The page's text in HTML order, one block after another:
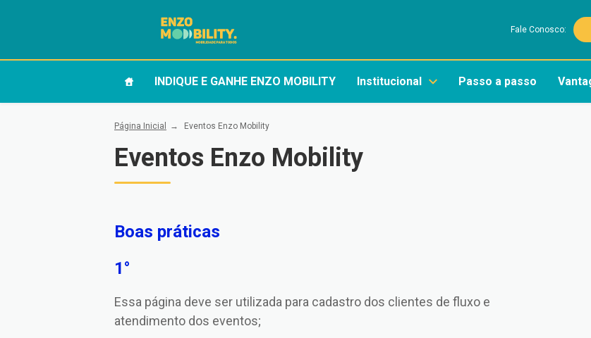
Fale Conosco:
INDIQUE E GANHE ENZO MOBILITY Institucional Passo a passo
Página Inicial Eventos Enzo Mobility
Eventos Enzo Mobility
Boas práticas
1°
Essa página deve ser utilizada para cadastro dos clientes de fluxo e
atendimento dos eventos;